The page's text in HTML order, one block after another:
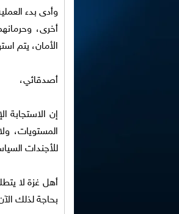
وأدى بدء
أخرى،
الأمان، يتم
أصدقائي،
إن الاستجابة
المستويات،
للأجندات
أهل غزة لا
بحاجة لذلك